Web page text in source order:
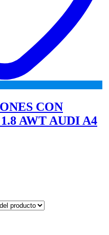
CON
AWT AUDI A4